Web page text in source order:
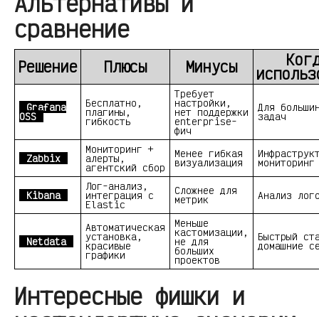
сравнение
Решение Плюсы Минусы
Grafana
OSS
Бесплатно,
плагины,
гибкость
Требует
настройки,
нет поддержки
enterprise-
фич
Для
задач
Zabbix
Мониторинг +
алерты,
агентский сбор
Менее гибкая
визуализация мониторинг
Kibana
Лог-анализ,
интеграция с
Elastic
Сложнее для
метрик Анализ
Netdata
Автоматическая
установка,
красивые
графики
Меньше
кастомизации,
не для
больших
проектов
Быстрый
домашние
Интересные фишки и